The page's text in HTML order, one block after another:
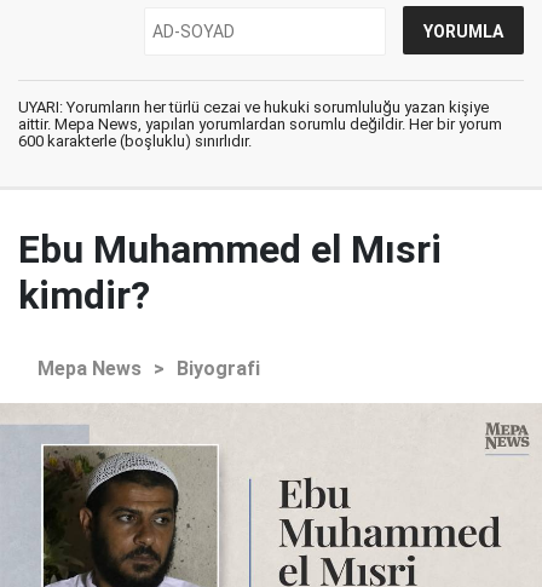
UYARI: Yorumların her türlü cezai ve hukuki sorumluluğu yazan kişiye
aittir. Mepa News, yapılan yorumlardan sorumlu değildir. Her bir yorum
600 karakterle (boşluklu) sınırlıdır.
Ebu Muhammed el Mısri
kimdir?
Mepa News > Biyografi